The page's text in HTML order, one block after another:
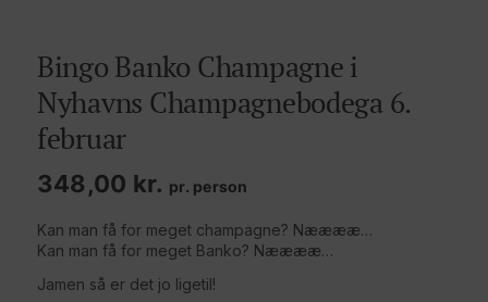
Bingo Banko Champagne i
Nyhavns Champagnebodega 6.
februar
348,00 kr. pr. person
Kan man få for meget champagne? Nææææ…
Kan man få for meget Banko? Nææææ…
Jamen så er det jo ligetil!